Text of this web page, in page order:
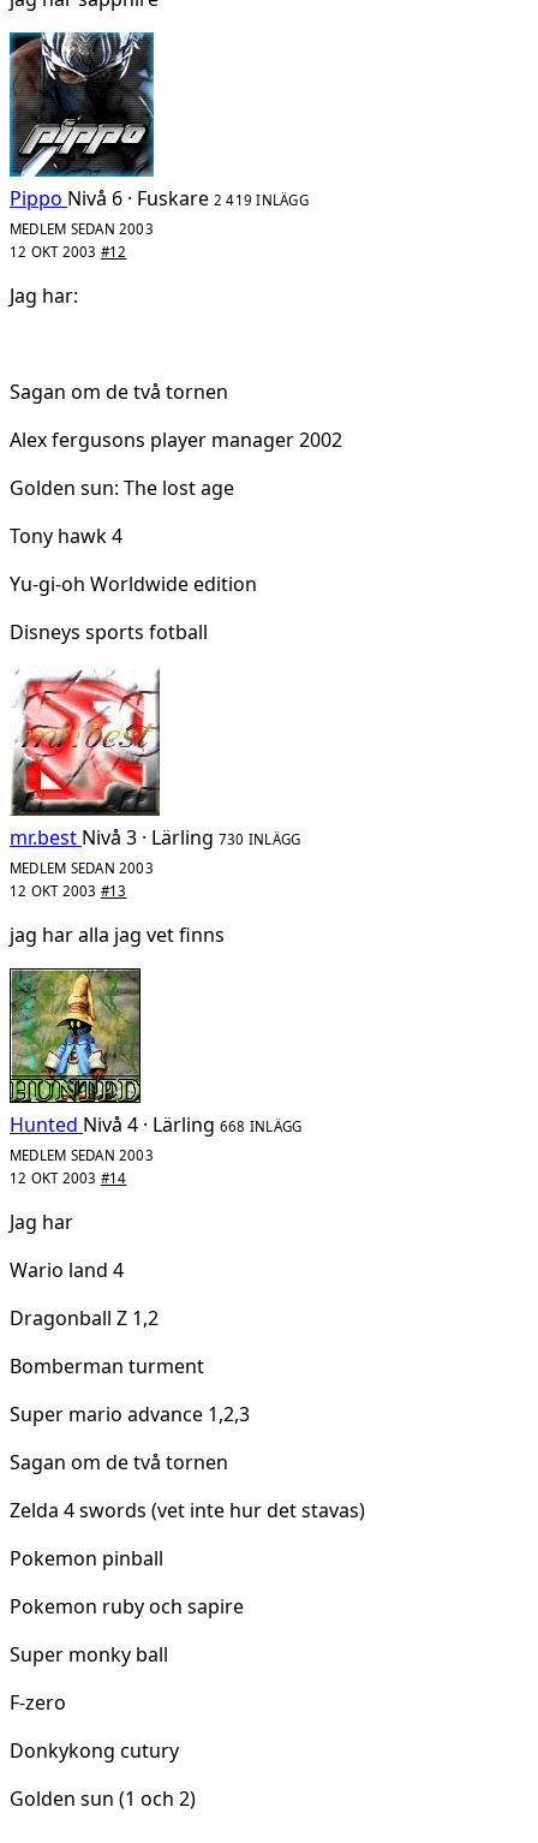
Pippo Nivå 6 · Fuskare 2 419 INLÄGG
MEDLEM SEDAN 2003
12 OKT 2003 #12
Jag har:
Sagan om de två tornen
Alex fergusons player manager 2002
Golden sun: The lost age
Tony hawk 4
Yu-gi-oh Worldwide edition
Disneys sports fotball
mr.best Nivå 3 · Lärling 730 INLÄGG
MEDLEM SEDAN 2003
12 OKT 2003 #13
jag har alla jag vet finns
Hunted Nivå 4 · Lärling 668 INLÄGG
MEDLEM SEDAN 2003
12 OKT 2003 #14
Jag har
Wario land 4
Dragonball Z 1,2
Bomberman turment
Super mario advance 1,2,3
Sagan om de två tornen
Zelda 4 swords (vet inte hur det stavas)
Pokemon pinball
Pokemon ruby och sapire
Super monky ball
F-zero
Donkykong cutury
Golden sun (1 och 2)